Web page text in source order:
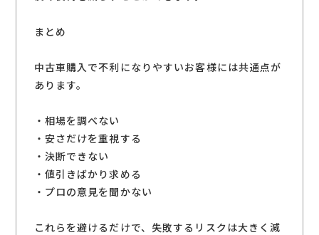
まとめ
中古車購入で不利になりやすいお客様には共通点が
あります。
・相場を調べない
・安さだけを重視する
・決断できない
・値引きばかり求める
・プロの意見を聞かない
これらを避けるだけで、失敗するリスクは大きく減